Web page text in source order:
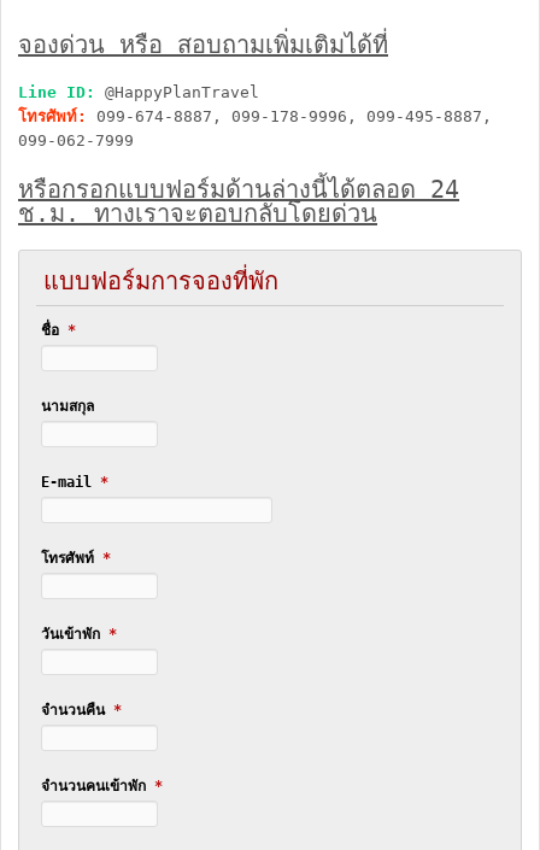
จองด่วน หรือ สอบถามเพิ่มเติมได้ที่
Line ID:
@HappyPlanTravel
โทรศัพท์:
099-674-8887, 099-178-9996, 099-495-8887,
099-062-7999
หรือกรอกแบบฟอร์มด้านล่างนี้ได้ตลอด 24
ช.ม. ทางเราจะตอบกลับโดยด่วน
แบบฟอร์มการจองที่พัก
ชื่อ *
นามสกุล
E-mail *
โทรศัพท์ *
วันเข้าพัก *
จำนวนคืน *
จำนวนคนเข้าพัก *